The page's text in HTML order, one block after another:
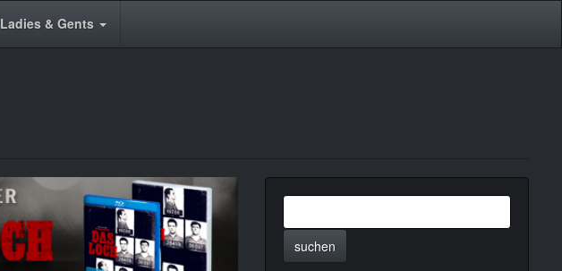
Ladies & Gents
suchen